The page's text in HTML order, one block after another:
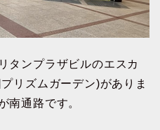
タンプラザビルのエスカ
リズムガーデン)がありま
南通路です。